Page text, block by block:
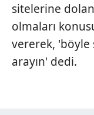
sitelerine
olmaları
vererek, 'böyle
arayın' dedi.